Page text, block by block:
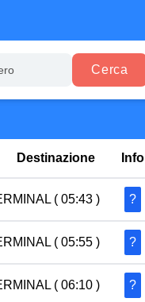
Cerca
Destinazione Info
( 05:43 ) ?
( 05:55 ) ?
( 06:10 ) ?